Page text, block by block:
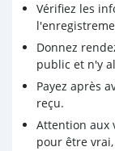
Vérifiez les
Donnez
public et n'y
Payez après
reçu.
Attention aux
pour être